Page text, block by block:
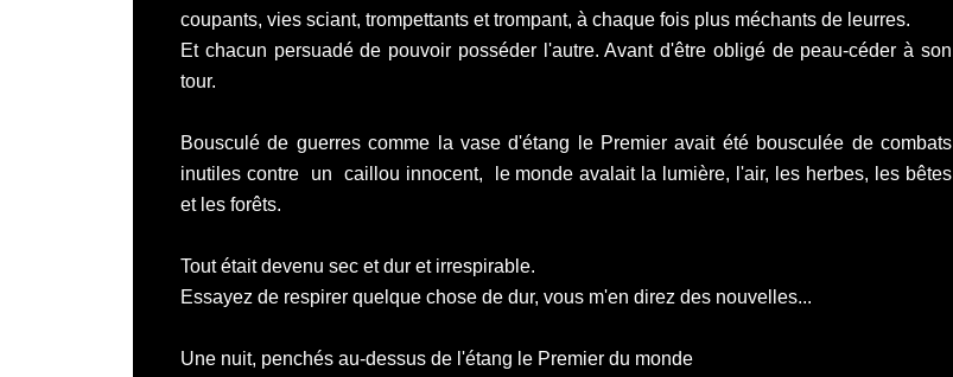
coupants, vies sciant, trompettants et trompant, à chaque fois plus méchants de leurres.
Et chacun persuadé de pouvoir posséder l'autre. Avant d'être obligé de peau-céder à son
tour.
Bousculé de guerres comme la vase d'étang le Premier avait été bousculée de combats
inutiles contre un caillou innocent, le monde avalait la lumière, l'air, les herbes, les bêtes
et les forêts.
Tout était devenu sec et dur et irrespirable.
Essayez de respirer quelque chose de dur, vous m'en direz des nouvelles...
Une nuit, penchés au-dessus de l'étang le Premier du monde